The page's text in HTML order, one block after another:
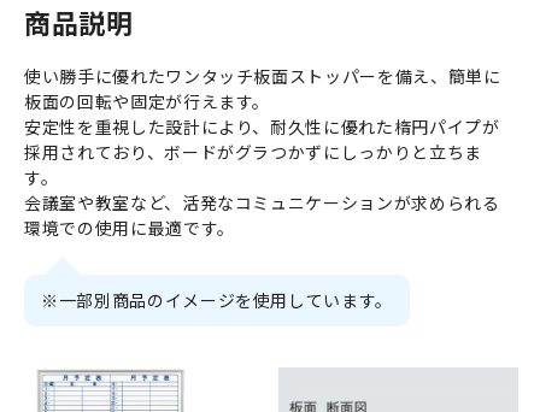
商品説明
使い勝手に優れたワンタッチ板面ストッパーを備え、簡単に
板面の回転や固定が行えます。
安定性を重視した設計により、耐久性に優れた楕円パイプが
採用されており、ボードがグラつかずにしっかりと立ちま
す。
会議室や教室など、活発なコミュニケーションが求められる
環境での使用に最適です。
※一部別商品のイメージを使用しています。